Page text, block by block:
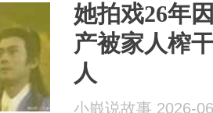
她拍戏26年
产被家人榨
人
小嶯说故事 2026-